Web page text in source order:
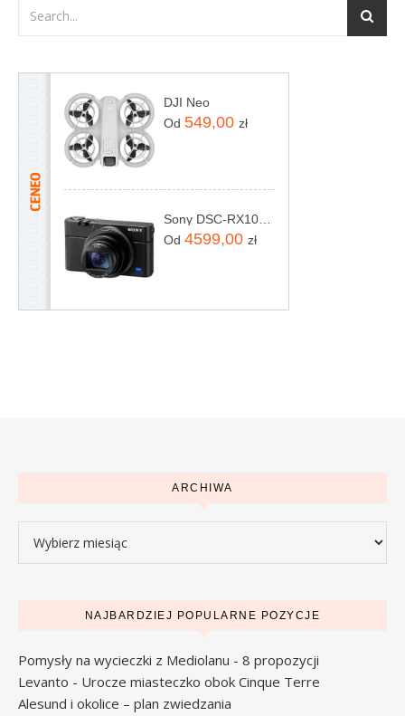
DJI Neo
Od 549,00 zł
Od 4599,00 zł
ARCHIWA
NAJBARDZIEJ POPULARNE POZYCJE
Pomysły na wycieczki z Mediolanu - 8 propozycji
Levanto - Urocze miasteczko obok Cinque Terre
Alesund i okolice – plan zwiedzania